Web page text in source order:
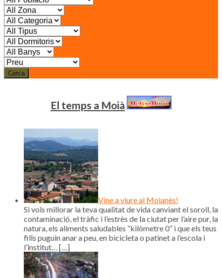
Cerca
El temps a Moià
Vine a viure al Moianès!
Si vols millorar la teva qualitat de vida canviant el soroll, la
contaminació, el tràfic i l’estrès de la ciutat per l’aire pur, la
natura, els aliments saludables “kilòmetre 0” i que els teus
fills puguin anar a peu, en bicicleta o patinet a l’escola i
l’institut… […]